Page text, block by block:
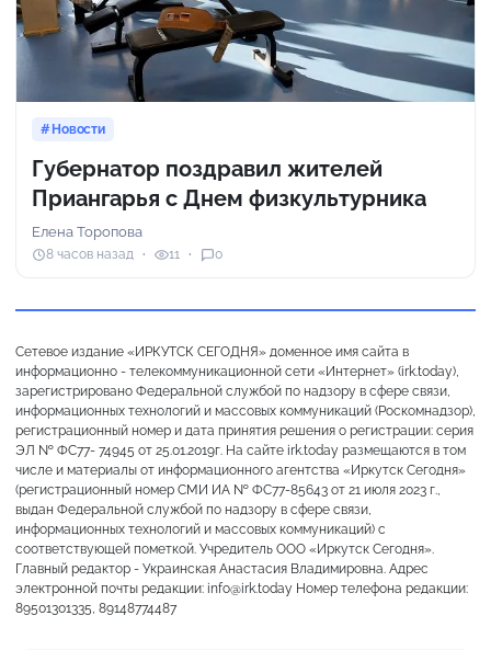
Новости
Губернатор поздравил жителей
Приангарья с Днем физкультурника
Елена Торопова
8 часов назад 11 0
Сетевое издание «ИРКУТСК СЕГОДНЯ» доменное имя сайта в
информационно - телекоммуникационной сети «Интернет» (irk.today),
зарегистрировано Федеральной службой по надзору в сфере связи,
информационных технологий и массовых коммуникаций (Роскомнадзор),
регистрационный номер и дата принятия решения о регистрации: серия
ЭЛ № ФС77- 74945 от 25.01.2019г. На сайте irk.today размещаются в том
числе и материалы от информационного агентства «Иркутск Сегодня»
(регистрационный номер СМИ ИА № ФС77-85643 от 21 июля 2023 г.,
выдан Федеральной службой по надзору в сфере связи,
информационных технологий и массовых коммуникаций) с
соответствующей пометкой. Учредитель ООО «Иркутск Сегодня».
Главный редактор - Украинская Анастасия Владимировна. Адрес
электронной почты редакции: info@irk.today Номер телефона редакции:
89501301335, 89148774487